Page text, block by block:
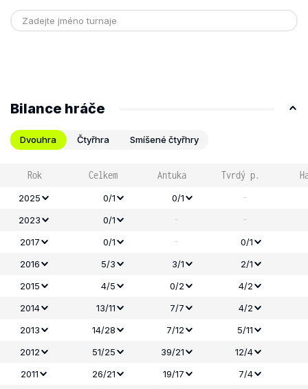
Bilance hráče
Dvouhra Čtyřhra Smíšené čtyřhry
Rok Celkem Antuka Tvrdý p.
2025 0/1 0/1 -
2023 0/1 - -
2017 0/1 -
0/1
2016
5/3 3/1
2/1
2015
4/5 0/2
4/2
2014
13/11 7/7
4/2
2013
14/28 7/12
5/11
2012
51/25 39/21
12/4
2011
26/21 19/17
7/4